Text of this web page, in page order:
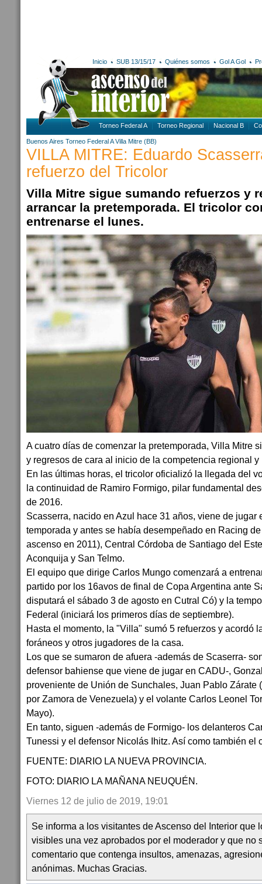
Inicio SUB 13/15/17 Quiénes somos Gol A Gol
Torneo Federal A Torneo Regional Nacional B
Buenos Aires Torneo Federal A Villa Mitre (BB)
VILLA MITRE: Eduardo
refuerzo del Tricolor
Villa Mitre sigue sumando refuerzos y
arrancar la pretemporada. El tricolor
entrenarse el lunes.
A cuatro días de comenzar la pretemporada, Villa Mitre
y regresos de cara al inicio de la competencia regional y
En las últimas horas, el tricolor oficializó la llegada del
la continuidad de Ramiro Formigo, pilar fundamental
de 2016.
Scasserra, nacido en Azul hace 31 años, viene de jugar
temporada y antes se había desempeñado en Racing
ascenso en 2011), Central Córdoba de Santiago del
Aconquija y San Telmo.
El equipo que dirige Carlos Mungo comenzará a
partido por los 16avos de final de Copa Argentina ante
disputará el sábado 3 de agosto en Cutral Có) y la
Federal (iniciará los primeros días de septiembre).
Hasta el momento, la "Villa" sumó 5 refuerzos y acordó
foráneos y otros jugadores de la casa.
Los que se sumaron de afuera -además de Scaserra-
defensor bahiense que viene de jugar en CADU-,
proveniente de Unión de Sunchales, Juan Pablo Zárate
por Zamora de Venezuela) y el volante Carlos Leonel
Mayo).
En tanto, siguen -además de Formigo- los delanteros
Tunessi y el defensor Nicolás Ihitz. Así como también el
FUENTE: DIARIO LA NUEVA PROVINCIA.
FOTO: DIARIO LA MAÑANA NEUQUÉN.
Viernes 12 de julio de 2019, 19:01
Se informa a los visitantes de Ascenso del Interior que
visibles una vez aprobados por el moderador y que no
comentario que contenga insultos, amenazas,
anónimas. Muchas Gracias.